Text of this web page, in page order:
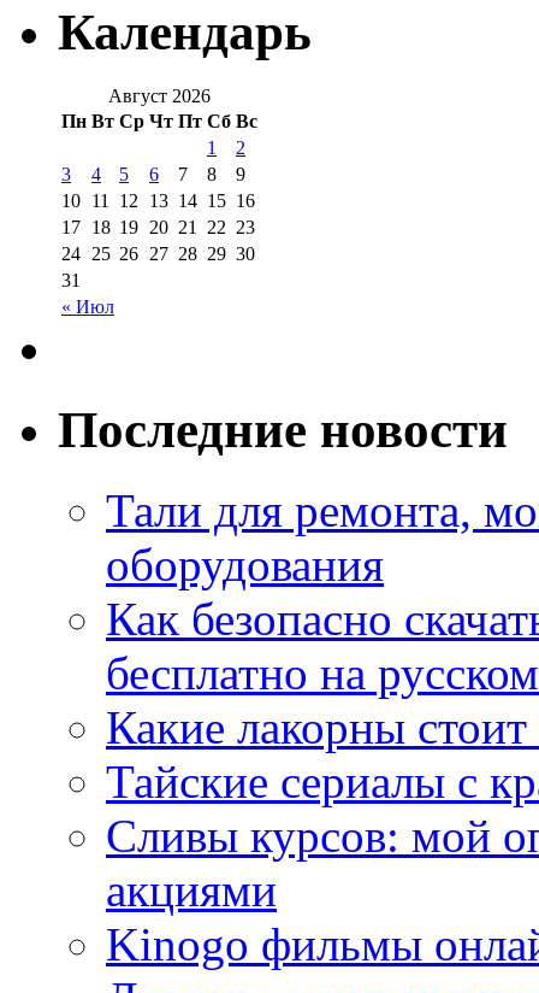
Календарь
Август 2026
Пн Вт Ср Чт Пт Сб Вс
« Июл
1
2
3
4 5 6 7 8
9
10 11 12 13 14 15 16
17 18 19 20 21 22 23
24 25 26 27 28 29 30
31
Последние новости
Тали для ремонта,
оборудования
Как безопасно
бесплатно на
Какие лакорны
Тайские сериалы с
Сливы курсов: мой
акциями
Kinogo фильмы